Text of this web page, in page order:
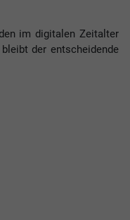
im digitalen Zeitalter
der entscheidende